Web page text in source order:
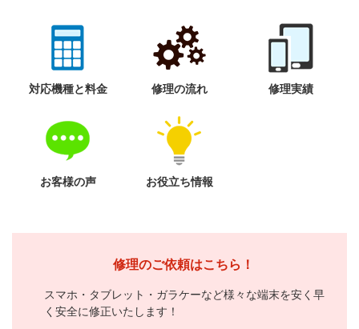
対応機種と料金 修理の流れ 修理実績
お客様の声 お役立ち情報
修理のご依頼はこちら！
スマホ・タブレット・ガラケーなど様々な端末を安く早
く安全に修正いたします！